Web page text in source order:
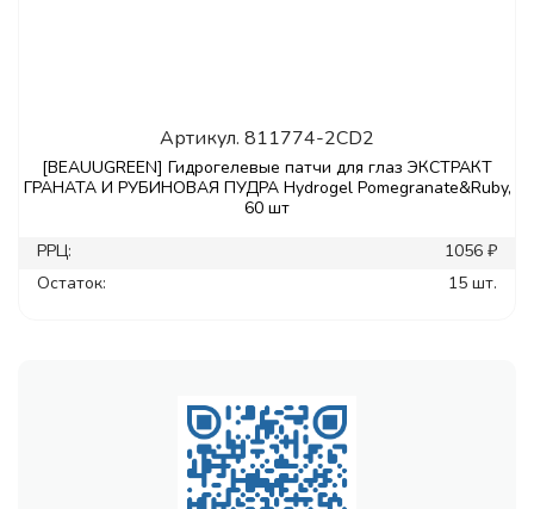
Артикул. 811774-2CD2
[BEAUUGREEN] Гидрогелевые патчи для глаз ЭКСТРАКТ
ГРАНАТА И РУБИНОВАЯ ПУДРА Hydrogel Pomegranate&Ruby,
60 шт
РРЦ:
1056 ₽
Остаток:
15 шт.